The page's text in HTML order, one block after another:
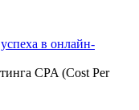
в онлайн-
CPA (Cost Per